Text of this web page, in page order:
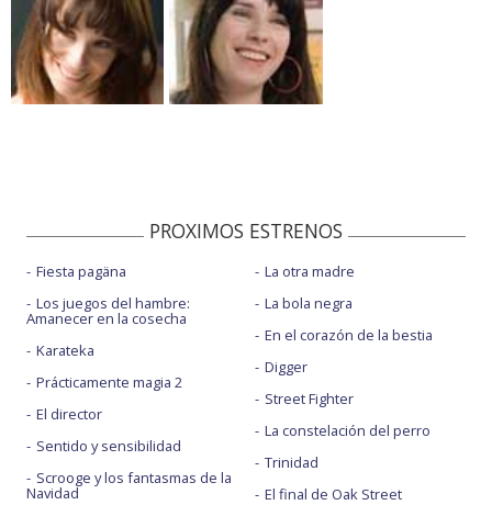
PROXIMOS ESTRENOS
Fiesta pagäna
Los juegos del hambre:
Amanecer en la cosecha
Karateka
Prácticamente magia 2
El director
Sentido y sensibilidad
Scrooge y los fantasmas de la
Navidad
La otra madre
La bola negra
En el corazón de la bestia
Digger
Street Fighter
La constelación del perro
Trinidad
El final de Oak Street